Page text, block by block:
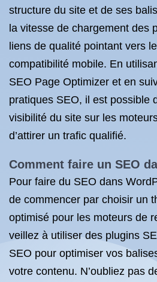
structure du site et de ses
la vitesse de chargement des
liens de qualité pointant vers
compatibilité mobile. En
SEO Page Optimizer et en
pratiques SEO, il est possible
visibilité du site sur les
d’attirer un trafic qualifié.
Comment faire un SEO
Pour faire du SEO dans
de commencer par choisir un
optimisé pour les moteurs de
veillez à utiliser des plugins
SEO pour optimiser vos
votre contenu. N’oubliez pas